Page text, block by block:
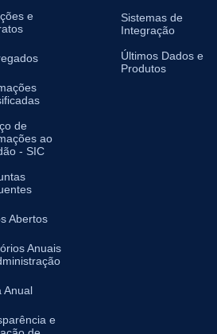
e
de
ao
- SIC
Abertos
Anuais
Anual
e
Sistemas de
Integração
Últimos Dados e
Produtos